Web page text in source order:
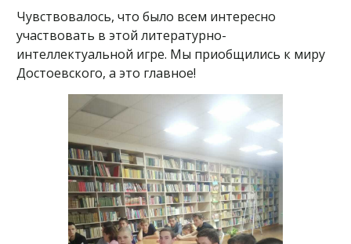
Чувствовалось, что было всем интересно
участвовать в этой литературно-
интеллектуальной игре. Мы приобщились к миру
Достоевского, а это главное!